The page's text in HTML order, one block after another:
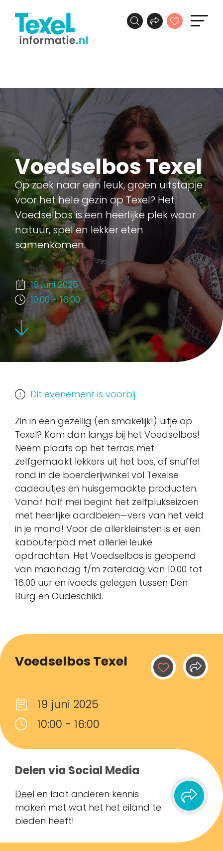
Voedselbos Texel
Op zoek naar een leuk, groen uitstapje
voor het hele gezin op Texel? Het
Voedselbos is een heerlijke plek waar
natuur, spel en lekker eten
samenkomen.
19 juni 2025
10:00 - 16:00
Dit evenement is voorbij.
Voedselbos Texel
19 juni 2025
10:00 - 16:00
Delen via Social Media
Deel en laat anderen kennis
maken met wat het het eiland te
bieden heeft!
Zin in een gezellig (en smakelijk!) uitje op
Texel? Kom dan langs bij het Voedselbos!
Neem plaats op het terras met
zelfgemaakt lekkers uit het bos, of snuffel
rond in de boerderijwinkel vol Texelse
cadeautjes en huisgemaakte producten.
Vanaf half mei begint het zelfplukseizoen
met heerlijke aardbeien—vers van het veld
in je mand! Voor de allerkleinsten is er een
kabouterpad met allerlei leuke
opdrachten. Het Voedselbos is geopend
van maandag t/m zaterdag van 10.00 tot
16.00 uur en ivoeds gelegen tussen Den
Burg en Oudeschild.